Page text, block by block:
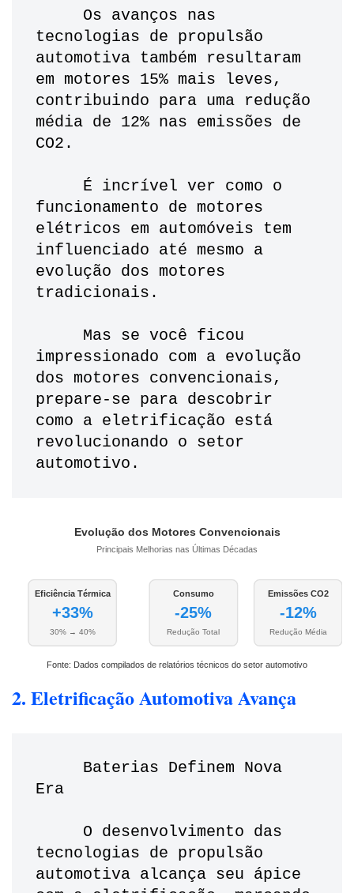
tecnologias de propulsão
automotiva também resultaram
em motores 15% mais leves,
contribuindo para uma redução
média de 12% nas emissões de
CO2.
funcionamento de motores
elétricos em automóveis tem
influenciado até mesmo a
evolução dos motores
tradicionais.
impressionado com a evolução
dos motores convencionais,
prepare-se para descobrir
como a eletrificação está
revolucionando o setor
automotivo.
Evolução dos Motores Convencionais
Principais Melhorias nas Últimas Décadas
Eficiência Térmica
+33%
30% → 40%
Consumo
-25%
Redução Total
Emissões CO2
-12%
Redução Média
Fonte: Dados compilados de relatórios técnicos do setor automotivo
2. Eletrificação Automotiva Avança
Era
tecnologias de propulsão
automotiva alcança seu ápice